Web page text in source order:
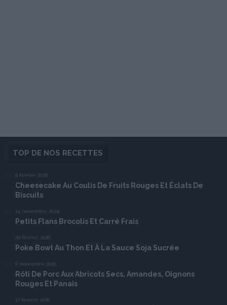
TOP DE NOS RECETTES
6 février 2026
Cheesecake Au Coulis De Fruits Rouges Et Éclats De
Biscuits
14 novembre 2024
Petits Flans Brocolis Et Carré Frais
20 février 2026
Poke Bowl Au Thon Et À La Sauce Soja Sucrée
6 novembre 2025
Rôti De Porc Aux Abricots Secs, Amandes, Oignons
Rouges Et Panais
17 février 2026